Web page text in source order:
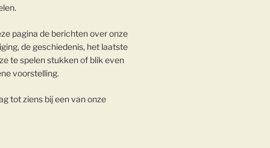
pagina de berichten over onze
de geschiedenis, het laatste
te spelen stukken of blik even
voorstelling.
tot ziens bij een van onze